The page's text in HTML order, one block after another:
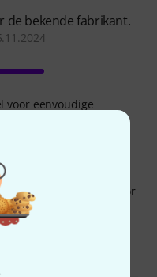
de bekende fabrikant.
voor eenvoudige
heb hem gevonden.
niet goedkoop uit.
310. Ik heb er 21
29 meter
een goede koop voor